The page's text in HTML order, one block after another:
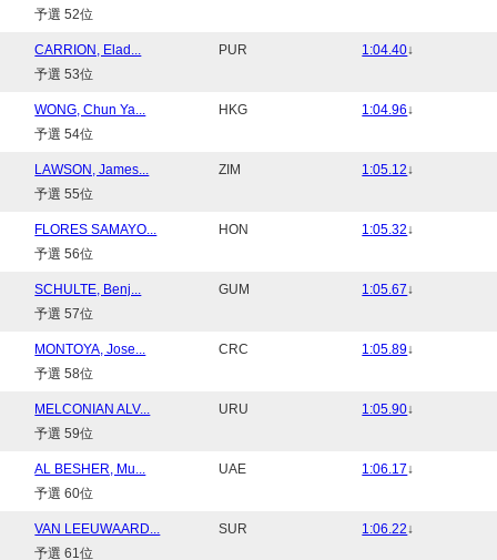
予選 52位
CARRION, Elad...
予選 53位
PUR 1:04.40↓
WONG, Chun Ya...
予選 54位
HKG 1:04.96↓
LAWSON, James...
予選 55位
ZIM 1:05.12↓
FLORES SAMAYO...
予選 56位
HON 1:05.32↓
SCHULTE, Benj...
予選 57位
GUM 1:05.67↓
MONTOYA, Jose...
予選 58位
CRC 1:05.89↓
MELCONIAN ALV...
予選 59位
URU 1:05.90↓
AL BESHER, Mu...
予選 60位
UAE 1:06.17↓
VAN LEEUWAARD...
予選 61位
SUR 1:06.22↓